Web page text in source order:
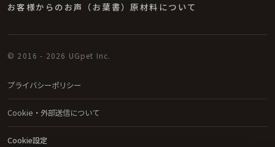
お客様からのお声（お葉書）原材料について
© 2016 - 2026 UGpet Inc.
プライバシーポリシー
Cookie・外部送信について
Cookie設定